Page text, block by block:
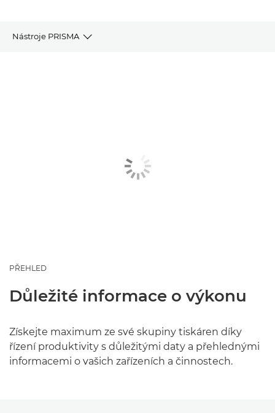
Nástroje PRISMA
PŘEHLED
Důležité informace o výkonu
Získejte maximum ze své skupiny tiskáren díky
řízení produktivity s důležitými daty a přehlednými
informacemi o vašich zařízeních a činnostech.